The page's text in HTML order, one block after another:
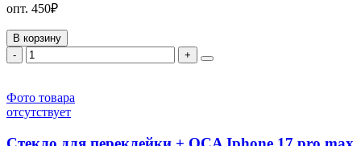
опт. 450₽
В корзину
-
+
Фото товара
отсутствует